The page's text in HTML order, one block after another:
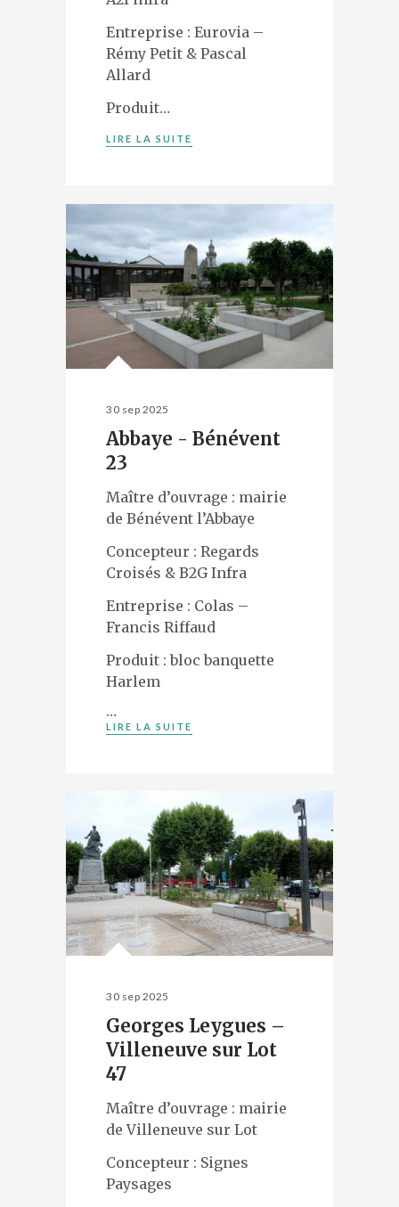
Entreprise : Eurovia –
Rémy Petit & Pascal
Allard
Produit…
LIRE LA SUITE
30 sep 2025
Abbaye - Bénévent
23
Maître d’ouvrage : mairie
de Bénévent l’Abbaye
Concepteur : Regards
Croisés & B2G Infra
Entreprise : Colas –
Francis Riffaud
Produit : bloc banquette
Harlem
…
LIRE LA SUITE
30 sep 2025
Georges Leygues –
Villeneuve sur Lot
47
Maître d’ouvrage : mairie
de Villeneuve sur Lot
Concepteur : Signes
Paysages